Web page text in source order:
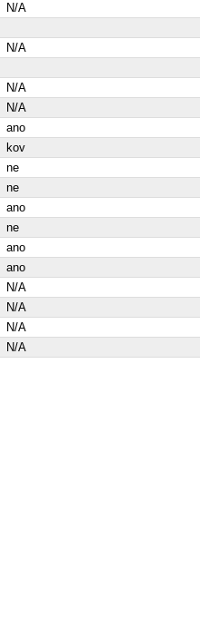
N/A
N/A
N/A
N/A
ano
kov
ne
ne
ano
ne
ano
ano
N/A
N/A
N/A
N/A